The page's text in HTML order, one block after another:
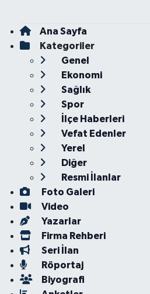
Ana Sayfa
Kategoriler
Genel
Ekonomi
Sağlık
Spor
İlçe Haberleri
Vefat Edenler
Yerel
Diğer
Resmi İlanlar
Foto Galeri
Video
Yazarlar
Firma Rehberi
Seri İlan
Röportaj
Biyografi